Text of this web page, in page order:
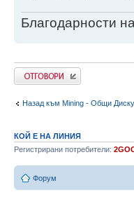
Благодарности
Напиши коментар
Назад към Mining - Общи
КОЙ Е НА ЛИНИЯ
Регистрирани потребители:
Форум